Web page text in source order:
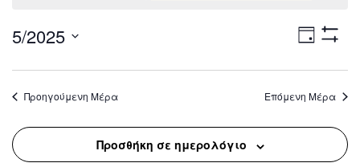
Ημέρα
5/2025
date.
Προηγούμενη Μέρα Επόμενη Μέρα
Προσθήκη σε ημερολόγιο